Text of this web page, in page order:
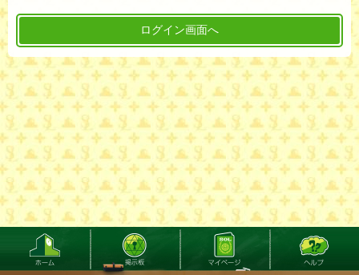
ログイン画面へ